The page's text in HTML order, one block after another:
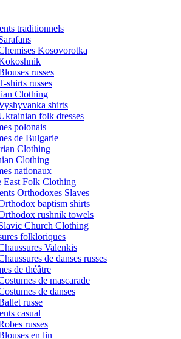
traditionnels
Kosovorotka
russes
shirts russes
Clothing
shirts
folk dresses
polonais
de Bulgarie
Clothing
Clothing
nationaux
East Folk Clothing
Orthodoxes Slaves
baptism shirts
rushnik towels
Church Clothing
folkloriques
Valenkis
de danses russes
de théâtre
de mascarade
de danses
russe
casual
russes
en lin